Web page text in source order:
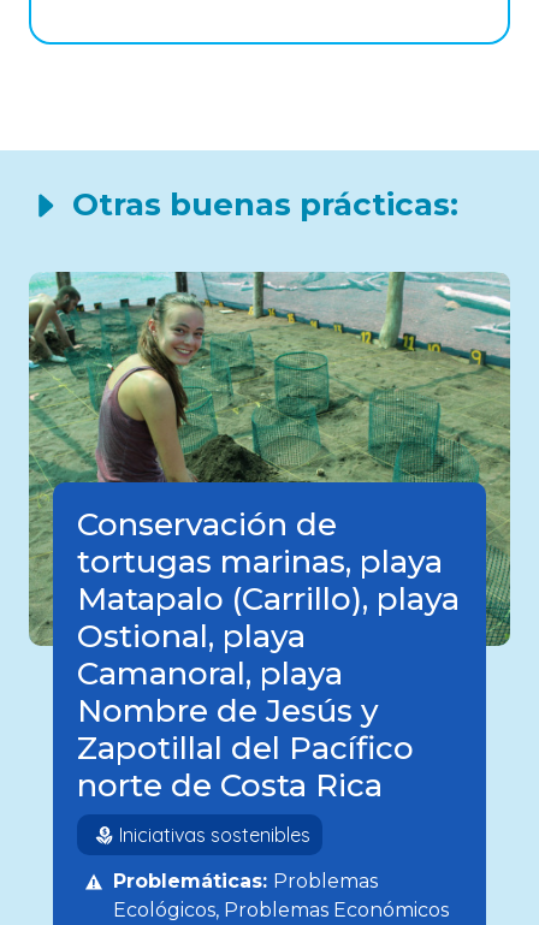
Otras buenas prácticas:
Conservación de
tortugas marinas, playa
Matapalo (Carrillo), playa
Ostional, playa
Camanoral, playa
Nombre de Jesús y
Zapotillal del Pacífico
norte de Costa Rica
Iniciativas sostenibles
Problemáticas: Problemas
Ecológicos Problemas Económicos